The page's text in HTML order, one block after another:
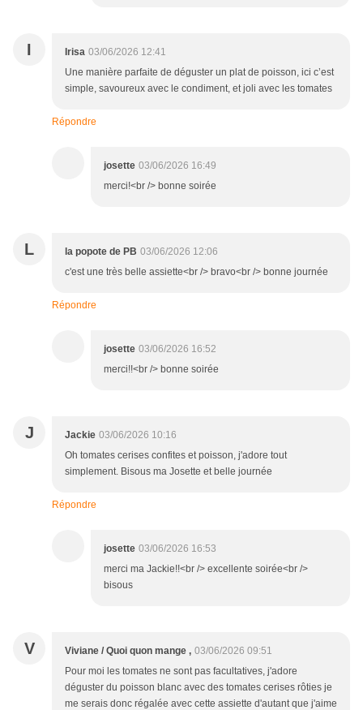
I Irisa 03/06/2026 12:41
Une manière parfaite de déguster un plat de poisson, ici c’est
simple, savoureux avec le condiment, et joli avec les tomates
Répondre
josette 03/06/2026 16:49
merci!<br /> bonne soirée
L la popote de PB 03/06/2026 12:06
c'est une très belle assiette<br /> bravo<br /> bonne journée
Répondre
josette 03/06/2026 16:52
merci!!<br /> bonne soirée
J Jackie 03/06/2026 10:16
Oh tomates cerises confites et poisson, j'adore tout
simplement. Bisous ma Josette et belle journée
Répondre
josette 03/06/2026 16:53
merci ma Jackie!!<br /> excellente soirée<br />
bisous
V Viviane / Quoi quon mange , 03/06/2026 09:51
Pour moi les tomates ne sont pas facultatives, j'adore
déguster du poisson blanc avec des tomates cerises rôties je
me serais donc régalée avec cette assiette d'autant que j'aime